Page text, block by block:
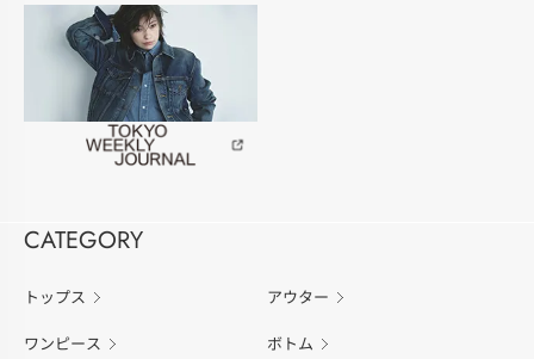
CATEGORY
トップス アウター
ワンピース ボトム